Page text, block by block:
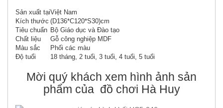
Sản xuất tạiViệt Nam
Kích thước (D136*C120*S30)cm
Tiêu chuẩn Bộ Giáo dục và Đào tạo
Chất liệu
Gỗ công nghiệp MDF
Màu sắc
Phối các màu
Độ tuổi
18 tháng, 2 tuổi, 3 tuổi, 4 tuổi, 5 tuổi
Mời quý khách xem hình ảnh sản
phẩm của đồ chơi Hà Huy